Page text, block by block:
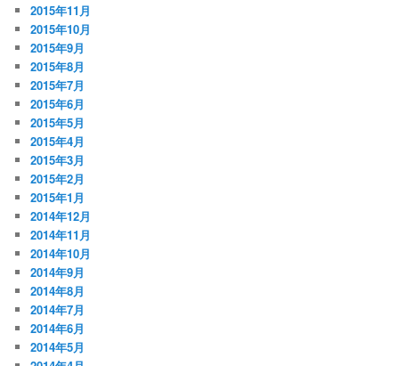
2015年11月
2015年10月
2015年9月
2015年8月
2015年7月
2015年6月
2015年5月
2015年4月
2015年3月
2015年2月
2015年1月
2014年12月
2014年11月
2014年10月
2014年9月
2014年8月
2014年7月
2014年6月
2014年5月